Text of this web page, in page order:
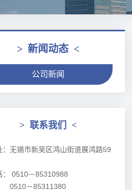
> 新闻动态 <
公司新闻
> 联系我们 <
无锡市新吴区鸿山街道展鸿路59
0510－85310988
－85311380